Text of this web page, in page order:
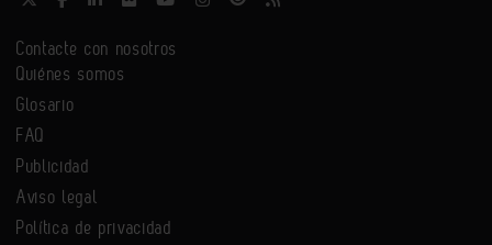
Contacte con nosotros
Quiénes somos
Glosario
FAQ
Publicidad
Aviso legal
Política de privacidad